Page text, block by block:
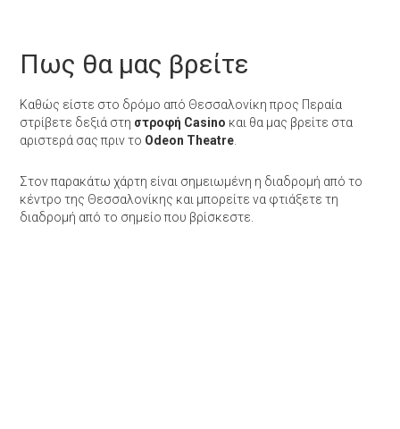
Πως θα μας βρείτε
Καθώς είστε στο δρόμο από Θεσσαλονίκη προς Περαία
στρίβετε δεξιά στη στροφή Casino και θα μας βρείτε στα
αριστερά σας πριν το Odeon Theatre
Στον παρακάτω χάρτη είναι σημειωμένη η διαδρομή από το
κέντρο της Θεσσαλονίκης και μπορείτε να φτιάξετε τη
διαδρομή από το σημείο που βρίσκεστε.